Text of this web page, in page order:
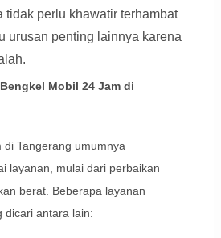
tidak perlu khawatir terhambat
urusan penting lainnya karena
Mobil 24 Jam di
di Tangerang umumnya
layanan, mulai dari perbaikan
berat. Beberapa layanan
dicari antara lain: